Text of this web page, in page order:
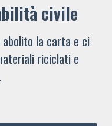
civile
abolito la carta e ci
riciclati e